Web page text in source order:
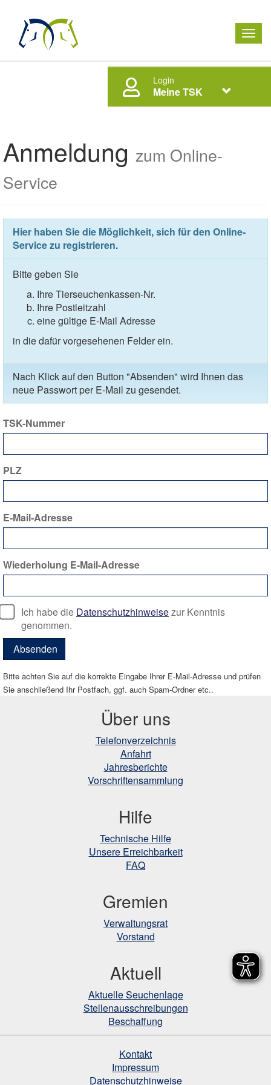
Login
Meine TSK
Anmeldung zum Online-
Service
Hier haben Sie die Möglichkeit, sich für den Online-
Service zu registrieren.
Bitte geben Sie
Ihre Tierseuchenkassen-Nr.
Ihre Postleitzahl
eine gültige E-Mail Adresse
in die dafür vorgesehenen Felder ein.
Nach Klick auf den Button "Absenden" wird Ihnen das
neue Passwort per E-Mail zu gesendet.
TSK-Nummer
PLZ
E-Mail-Adresse
Wiederholung E-Mail-Adresse
Ich habe die Datenschutzhinweisezur Kenntnis
genommen.
Absenden
Bitte achten Sie auf die korrekte Eingabe Ihrer E-Mail-Adresse und prüfen
Sie anschließend Ihr Postfach, ggf. auch Spam-Ordner etc..
Über uns
Telefonverzeichnis
Anfahrt
Jahresberichte
Vorschriftensammlung
Hilfe
Technische Hilfe
Unsere Erreichbarkeit
FAQ
Gremien
Verwaltungsrat
Vorstand
Aktuell
Aktuelle Seuchenlage
Stellenausschreibungen
Beschaffung
Kontakt
Impressum
Datenschutzhinweise